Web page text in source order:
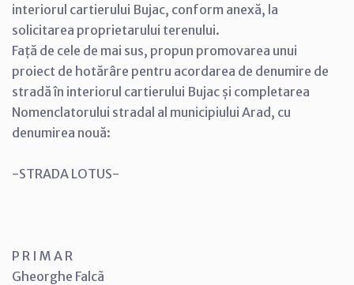
interiorul cartierului Bujac, conform anexă, la
solicitarea proprietarului terenului.
Față de cele de mai sus, propun promovarea unui
proiect de hotărâre pentru acordarea de denumire de
stradă în interiorul cartierului Bujac și completarea
Nomenclatorului stradal al municipiului Arad, cu
denumirea nouă:
-STRADA LOTUS-
P R I M A R
Gheorghe Falcã